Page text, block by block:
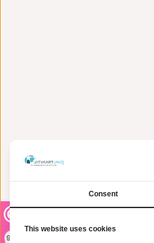
9,2
Consent
This website uses cookies